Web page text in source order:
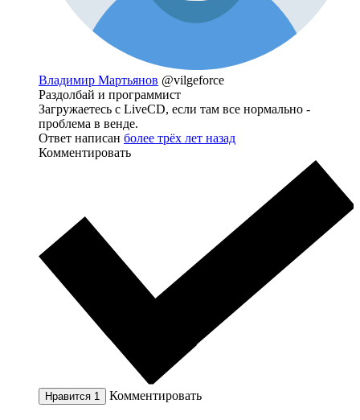
Владимир Мартьянов @vilgeforce
Раздолбай и программист
Загружаетесь с LiveCD, если там все нормально -
проблема в венде.
Ответ написан более трёх лет назад
Комментировать
Нравится 1 Комментировать